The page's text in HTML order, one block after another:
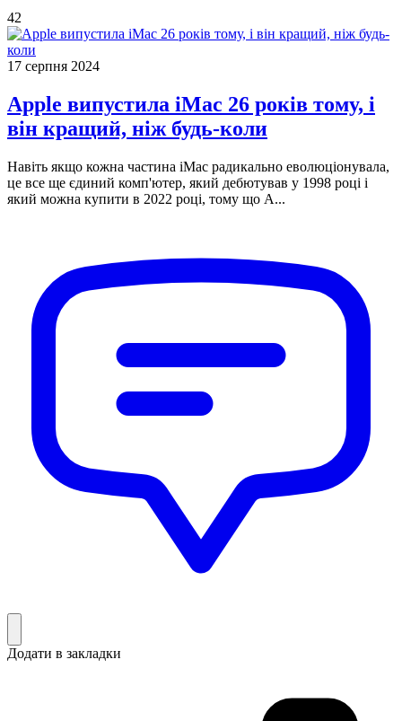
42
17 серпня 2024
Apple випустила iMac 26 років тому, і
він кращий, ніж будь-коли
Навіть якщо кожна частина iMac радикально еволюціонувала,
це все ще єдиний комп'ютер, який дебютував у 1998 році і
який можна купити в 2022 році, тому що A...
Додати в закладки